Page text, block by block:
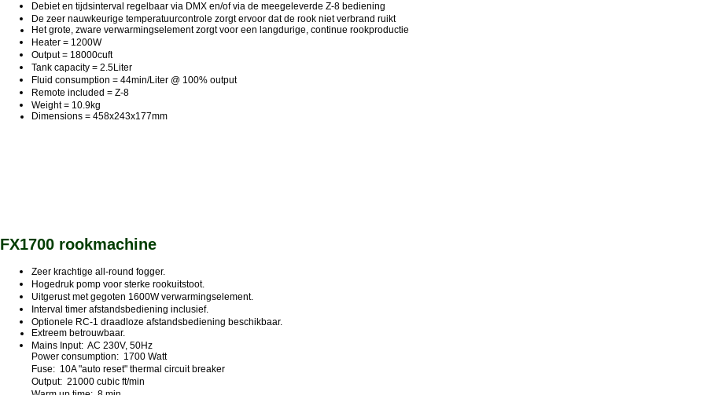
Debiet en tijdsinterval regelbaar via DMX en/of via de meegeleverde Z-8 bediening
De zeer nauwkeurige temperatuurcontrole zorgt ervoor dat de rook niet verbrand ruikt
Het grote, zware verwarmingselement zorgt voor een langdurige, continue rookproductie
Heater = 1200W
Output = 18000cuft
Tank capacity = 2.5Liter
Fluid consumption = 44min/Liter @ 100% output
Remote included = Z-8
Weight = 10.9kg
Dimensions = 458x243x177mm
FX1700 rookmachine
Zeer krachtige all-round fogger.
Hogedruk pomp voor sterke rookuitstoot.
Uitgerust met gegoten 1600W verwarmingselement.
Interval timer afstandsbediening inclusief.
Optionele RC-1 draadloze afstandsbediening beschikbaar.
Extreem betrouwbaar.
Mains Input: AC 230V, 50Hz
Power consumption: 1700 Watt
Fuse: 10A "auto reset" thermal circuit breaker
Output: 21000 cubic ft/min